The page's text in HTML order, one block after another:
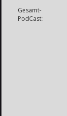
Gesamt-
PodCast: